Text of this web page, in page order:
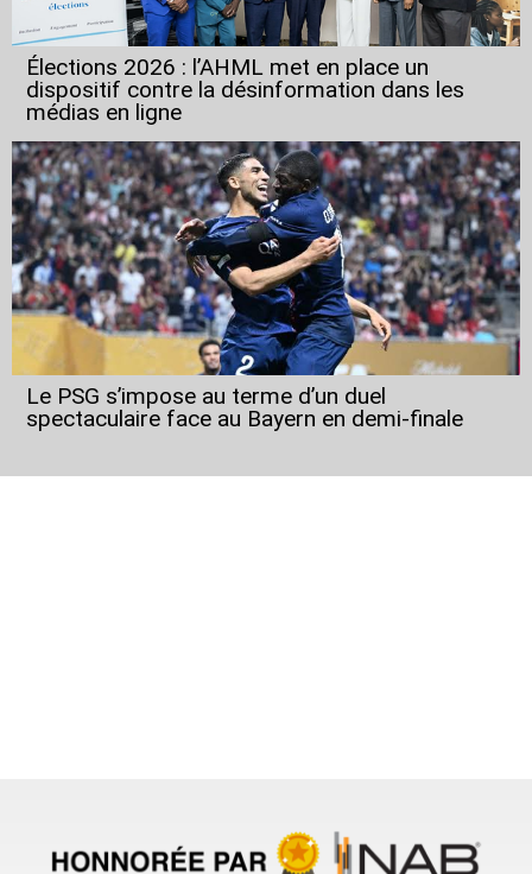
Élections 2026 : l’AHML met en place un
dispositif contre la désinformation dans les
médias en ligne
Le PSG s’impose au terme d’un duel
spectaculaire face au Bayern en demi-finale